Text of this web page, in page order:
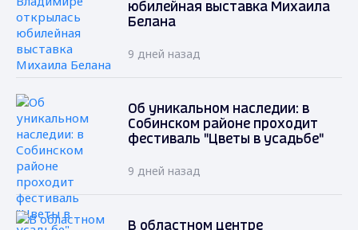
юбилейная выставка Михаила
Белана
9 дней назад
Об уникальном наследии: в
Собинском районе проходит
фестиваль "Цветы в усадьбе"
9 дней назад
В областном центре